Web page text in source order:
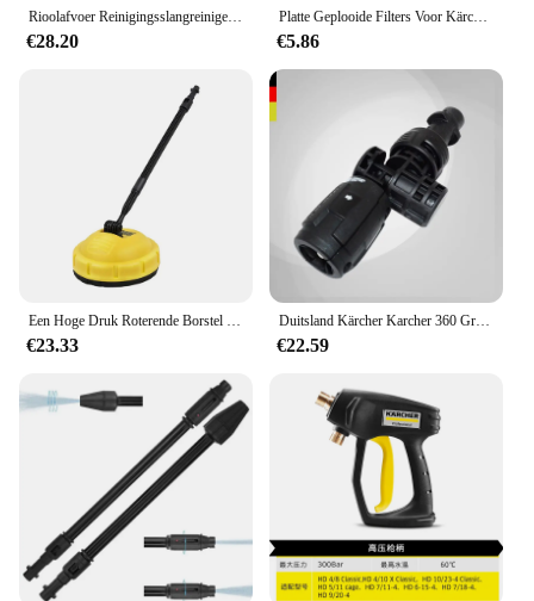
Rioolafvoer Reinigingsslangreiniger Voor Kärcher K2 K3 K4 K5 K6 K7 Hogedrukreiniger Pijp Deblokkeerslang Met Adapter
€28.20
Platte Geplooide Filters Voor Kärcher 6.415-953.0/Ad2 Batterij/Ad3/Ad4 Premium/Ad3.000/Ad3.200 Asstofzuiger Stofreinigingsfilter
€5.86
Een Hoge Druk Roterende Borstel Geschikt Voor K Ä Rcher K1k2k3k4k5k7 Serie Auto Wassen En Vloerborstel Gereedschap Thuis Schoonmaken
€23.33
Duitsland Kärcher Karcher 360 Graden Instelbaar Drukventilator Pistool Instelbaar Druk Kort Spuitpistool Vp 180S
€22.59